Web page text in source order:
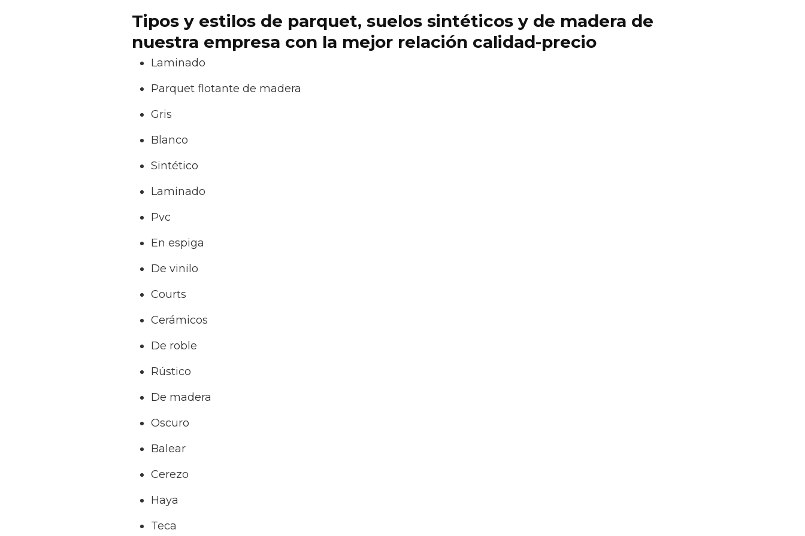
Tipos y estilos de parquet, suelos sintéticos y de madera de
nuestra empresa con la mejor relación calidad-precio
Laminado
Parquet flotante de madera
Gris
Blanco
Sintético
Laminado
Pvc
En espiga
De vinilo
Courts
Cerámicos
De roble
Rústico
De madera
Oscuro
Balear
Cerezo
Haya
Teca